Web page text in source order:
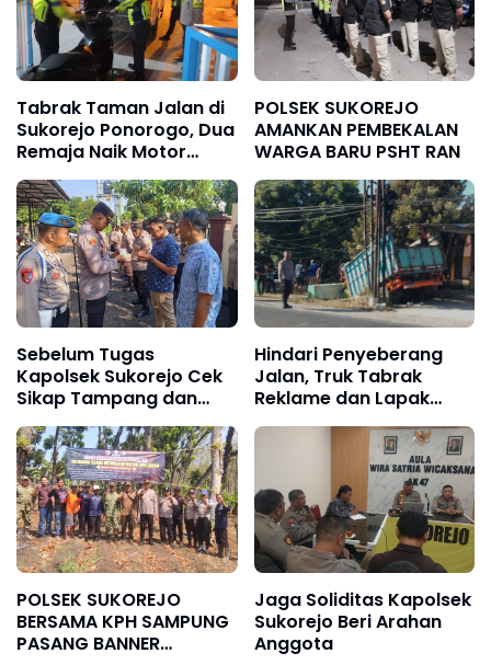
Tabrak Taman Jalan di
Sukorejo Ponorogo, Dua
Remaja Naik Motor
Terpelanting
POLSEK SUKOREJO
AMANKAN PEMBEKALAN
WARGA BARU PSHT RAN
Sebelum Tugas
Kapolsek Sukorejo Cek
Sikap Tampang dan
Kelengkapan Personel
Hindari Penyeberang
Jalan, Truk Tabrak
Reklame dan Lapak
Gorengan di Sukorejo
POLSEK SUKOREJO
BERSAMA KPH SAMPUNG
PASANG BANNER
Jaga Soliditas Kapolsek
Sukorejo Beri Arahan
Anggota